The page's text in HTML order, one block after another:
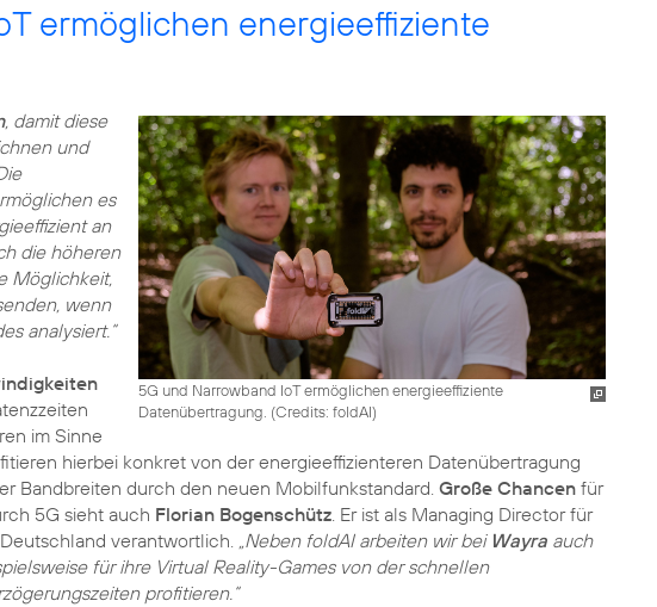
ermöglichen energieeffiziente
5G und Narrowband IoT ermöglichen energieeffiziente
Datenübertragung. (Credits: foldAI)
, damit diese
und
es
an
die höheren
Möglichkeit,
wenn
analysiert.“
im Sinne
hierbei konkret von der energieeffizienteren Datenübertragung
Bandbreiten durch den neuen Mobilfunkstandard. Große Chancen für
5G sieht auch Florian Bogenschütz. Er ist als Managing Director für
verantwortlich. „Neben foldAI arbeiten wir bei Wayra auch
für ihre Virtual Reality-Games von der schnellen
profitieren.“